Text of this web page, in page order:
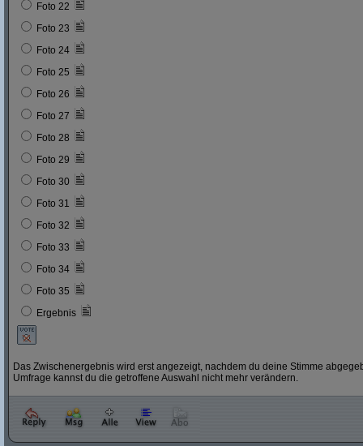
Foto 22
Foto 23
Foto 24
Foto 25
Foto 26
Foto 27
Foto 28
Foto 29
Foto 30
Foto 31
Foto 32
Foto 33
Foto 34
Foto 35
Ergebnis
Das Zwischenergebnis wird erst angezeigt, nachdem du deine Stimme
Umfrage kannst du die getroffene Auswahl nicht mehr verändern.